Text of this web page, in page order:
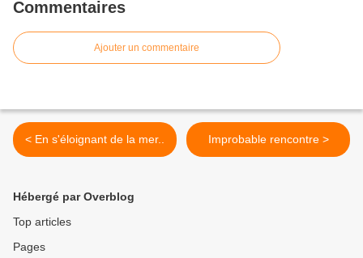
Commentaires
Ajouter un commentaire
< En s'éloignant de la mer.. Improbable rencontre >
Hébergé par Overblog
Top articles
Pages